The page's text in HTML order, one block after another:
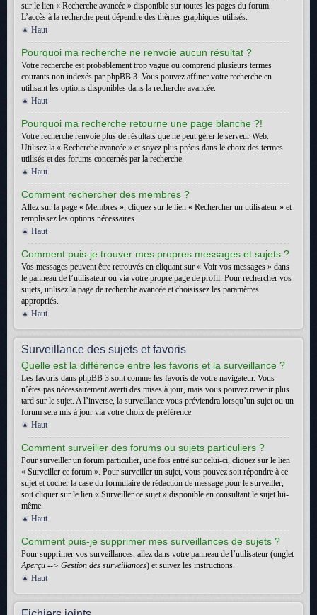
sur le lien « Recherche avancée » disponible sur toutes les pages du forum.
L’accès à la recherche peut dépendre des thèmes graphiques utilisés.
Haut
Pourquoi ma recherche ne renvoie aucun résultat ?
Votre recherche est probablement trop vague ou comprend plusieurs termes
courants non indexés par phpBB 3. Vous pouvez affiner votre recherche en
utilisant les options disponibles dans la recherche avancée.
Haut
Pourquoi ma recherche retourne une page blanche ?!
Votre recherche renvoie plus de résultats que ne peut gérer le serveur Web.
Utilisez la « Recherche avancée » et soyez plus précis dans le choix des termes
utilisés et des forums concernés par la recherche.
Haut
Comment rechercher des membres ?
Allez sur la page « Membres », cliquez sur le lien « Rechercher un utilisateur » et
remplissez les options nécessaires.
Haut
Comment puis-je trouver mes propres messages et sujets ?
Vos messages peuvent être retrouvés en cliquant sur « Voir vos messages » dans
le panneau de l’utilisateur ou via votre propre page de profil. Pour rechercher vos
sujets, utilisez la page de recherche avancée et choisissez les paramètres
appropriés.
Haut
Surveillance des sujets et favoris
Quelle est la différence entre les favoris et la surveillance ?
Les favoris dans phpBB 3 sont comme les favoris de votre navigateur. Vous
n’êtes pas nécessairement averti des mises à jour, mais vous pouvez revenir plus
tard sur le sujet. A l’inverse, la surveillance vous préviendra lorsqu’un sujet ou un
forum sera mis à jour via votre choix de préférence.
Haut
Comment surveiller des forums ou sujets particuliers ?
Pour surveiller un forum particulier, une fois entré sur celui-ci, cliquez sur le lien
« Surveiller ce forum ». Pour surveiller un sujet, vous pouvez soit répondre à ce
sujet et cocher la case du formulaire de rédaction de message pour le surveiller,
soit cliquer sur le lien « Surveiller ce sujet » disponible en consultant le sujet lui-
même.
Haut
Comment puis-je supprimer mes surveillances de sujets ?
Pour supprimer vos surveillances, allez dans votre panneau de l’utilisateur (onglet
Aperçu --> Gestion des surveillances) et suivez les instructions.
Haut